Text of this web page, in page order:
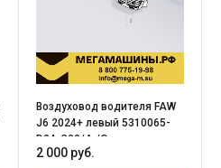
Воздуховод водителя FAW
J6 2024+ левый 5310065-
D04-C00/A /Оригинал
2 000 руб.